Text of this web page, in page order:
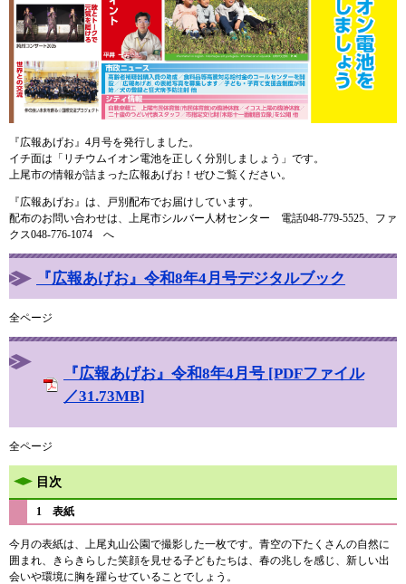
『広報あげお』4月号を発行しました。
イチ面は「リチウムイオン電池を正しく分別しましょう」です。
上尾市の情報が詰まった広報あげお！ぜひご覧ください。
『広報あげお』は、戸別配布でお届けしています。
配布のお問い合わせは、上尾市シルバー人材センター 電話048-779-5525、ファ
クス048-776-1074 へ
『広報あげお』令和8年4月号デジタルブック
全ページ
『広報あげお』令和8年4月号 [PDFファイル
／31.73MB]
全ページ
目次
1 表紙
今月の表紙は、上尾丸山公園で撮影した一枚です。青空の下たくさんの自然に
囲まれ、きらきらした笑顔を見せる子どもたちは、春の兆しを感じ、新しい出
会いや環境に胸を躍らせていることでしょう。